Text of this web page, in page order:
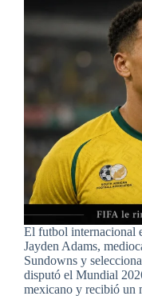
El futbol internacional
Jayden Adams,
Sundowns y
disputó el Mundial
mexicano y recibió un